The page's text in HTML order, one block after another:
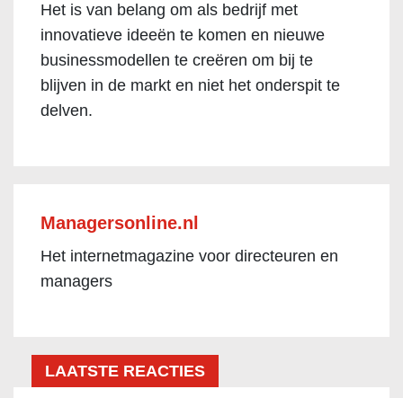
Het is van belang om als bedrijf met
innovatieve ideeën te komen en nieuwe
businessmodellen te creëren om bij te
blijven in de markt en niet het onderspit te
delven.
Managersonline.nl
Het internetmagazine voor directeuren en
managers
LAATSTE REACTIES